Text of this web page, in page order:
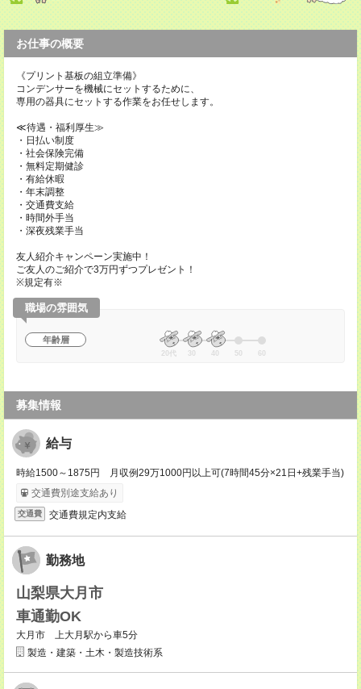
お仕事の概要
《プリント基板の組立準備》
コンデンサーを機械にセットするために、
専用の器具にセットする作業をお任せします。
≪待遇・福利厚生≫
・日払い制度
・社会保険完備
・無料定期健診
・有給休暇
・年末調整
・交通費支給
・時間外手当
・深夜残業手当
友人紹介キャンペーン実施中！
ご友人のご紹介で3万円ずつプレゼント！
※規定有※
職場の雰囲気
年齢層
20代 30 40 50 60
募集情報
給与
時給1500～1875円 月収例29万1000円以上可(7時間45分×21日+残業手当)
交通費別途支給あり
交通費 交通費規定内支給
勤務地
山梨県大月市
車通勤OK
大月市 上大月駅から車5分
製造・建築・土木・製造技術系